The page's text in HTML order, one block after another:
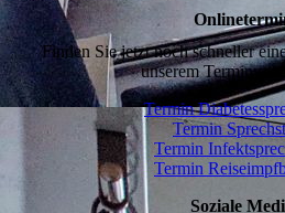
Finden Sie jetzt noch schneller
unserem
Termin
Termin
Termin
Termin
Soziale